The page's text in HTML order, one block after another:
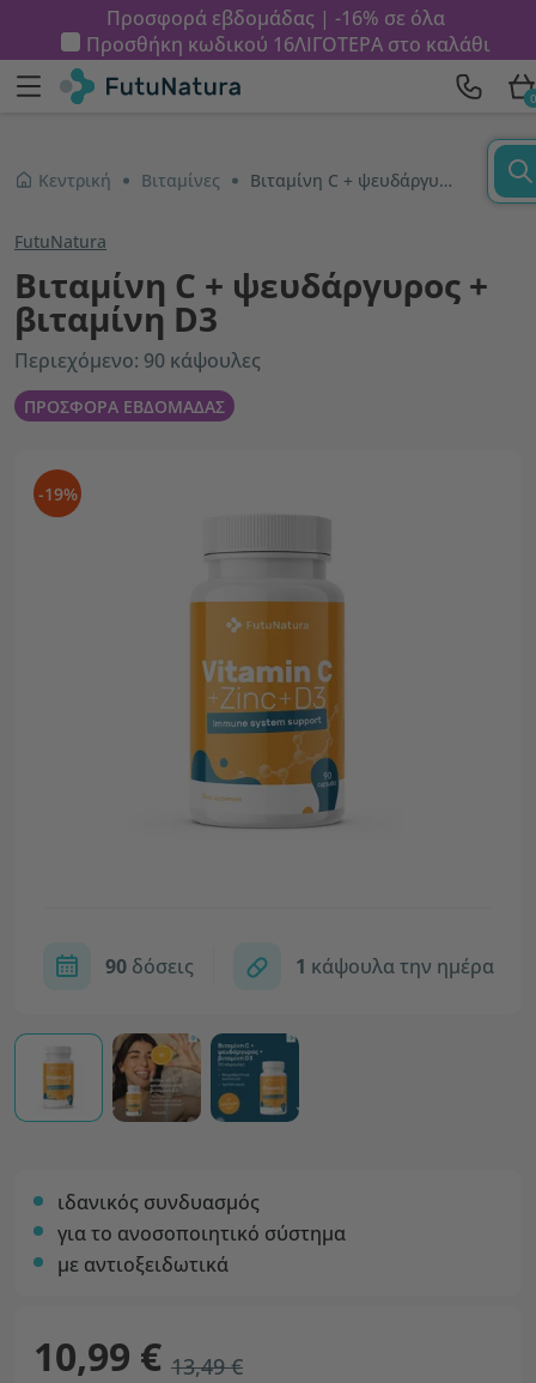
Προσφορά εβδομάδας | -16% σε όλα
Προσθήκη κωδικού 16ΛΙΓΟΤΕΡΑστο καλάθι
0
Κεντρική Βιταμίνες Βιταμίνη C + ψευδάργυρος + βιταμίνη D3
FutuNatura
Βιταμίνη C + ψευδάργυρος +
βιταμίνη D3
Περιεχόμενο: 90 κάψουλες
ΠΡΟΣΦΟΡΑ ΕΒΔΟΜΑΔΑΣ
-19%
90δόσεις 1 κάψουλα την ημέρα
ιδανικός συνδυασμός
για το ανοσοποιητικό σύστημα
με αντιοξειδωτικά
10,99 € 13,49 €